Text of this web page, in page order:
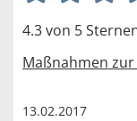
4.3 von 5
Maßnahmen
13.02.2017